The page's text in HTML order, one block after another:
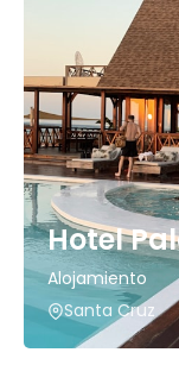
Hotel
Alojamiento
Santa Cruz